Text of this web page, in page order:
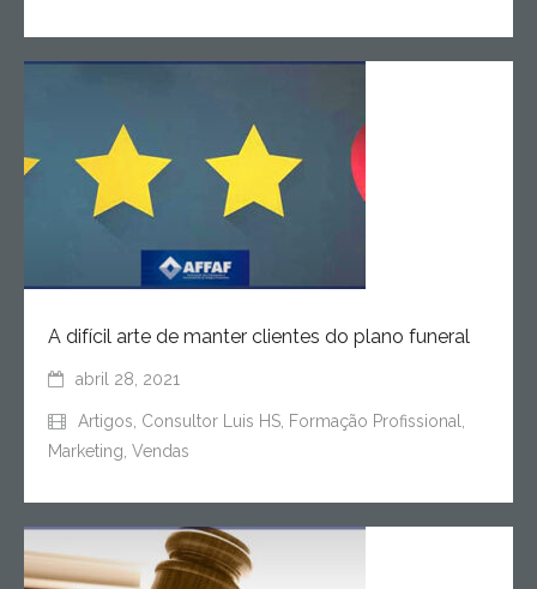
A difícil arte de manter clientes do plano funeral
abril 28, 2021
Artigos Consultor Luis HS Formação Profissional
Marketing Vendas